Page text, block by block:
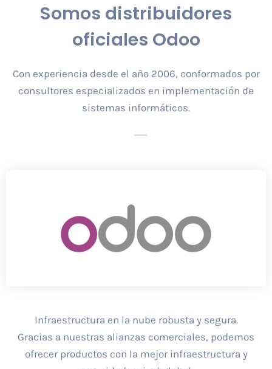
Somos distribuidores
oficiales Odoo
Con experiencia desde el año 2006, conformados por
consultores especializados en implementación de
sistemas informáticos.
Infraestructura en la nube robusta y segura.
Gracias a nuestras alianzas comerciales, podemos
ofrecer productos con la mejor infraestructura y